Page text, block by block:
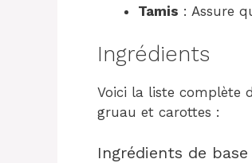
Tamis : Assure
Ingrédients
Voici la liste complète
gruau et carottes :
Ingrédients de base